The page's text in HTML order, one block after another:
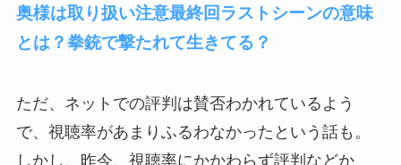
奥様は取り扱い注意最終回ラストシーンの意味
とは？拳銃で撃たれて生きてる？
ただ、ネットでの評判は賛否わかれているよう
で、視聴率があまりふるわなかったという話も。
しかし、昨今、視聴率にかかわらず評判などか